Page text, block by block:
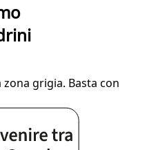
grigia. Basta con